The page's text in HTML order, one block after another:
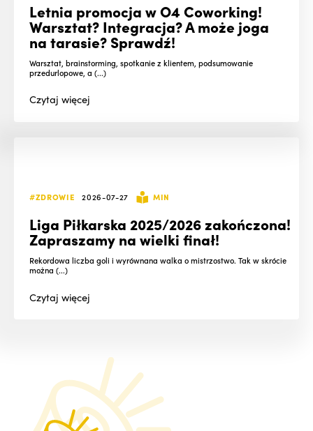
Letnia promocja w O4 Coworking!
Warsztat? Integracja? A może joga
na tarasie? Sprawdź!
Warsztat, brainstorming, spotkanie z klientem, podsumowanie
przedurlopowe, a (...)
Czytajwięcej
#ZDROWIE 2026-07-27 MIN
Liga Piłkarska 2025/2026 zakończona!
Zapraszamy na wielki finał!
Rekordowa liczba goli i wyrównana walka o mistrzostwo. Tak w skrócie
można (...)
Czytajwięcej